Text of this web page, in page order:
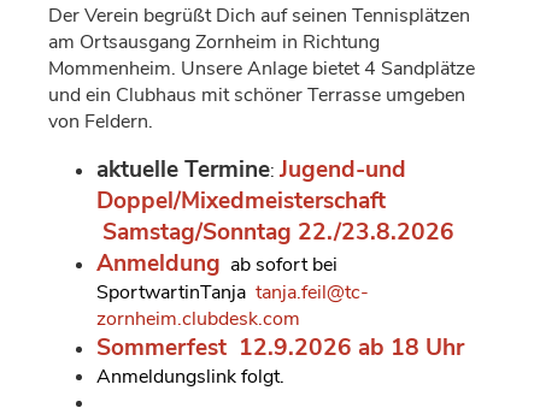
Der Verein begrüßt Dich auf seinen Tennisplätzen
am Ortsausgang Zornheim in Richtung
Mommenheim. Unsere Anlage bietet 4 Sandplätze
und ein Clubhaus mit schöner Terrasse umgeben
von Feldern.
aktuelle Termine: Jugend-und
Doppel/Mixedmeisterschaft
Samstag/Sonntag 22./23.8.2026
Anmeldung ab sofort bei
SportwartinTanja tanja.feil@tc-
zornheim.clubdesk.com
Sommerfest 12.9.2026 ab 18 Uhr
Anmeldungslink folgt.